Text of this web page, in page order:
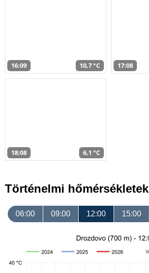
16:09 10,7 °C 17:08
18:08 6,1 °C
Történelmi hőmérsékletek
06:00 09:00 12:00 15:00